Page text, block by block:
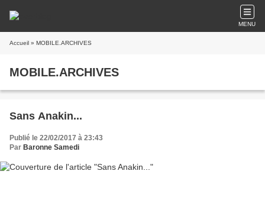
MENU
Accueil » MOBILE.ARCHIVES
MOBILE.ARCHIVES
Sans Anakin...
Publié le 22/02/2017 à 23:43
Par Baronne Samedi